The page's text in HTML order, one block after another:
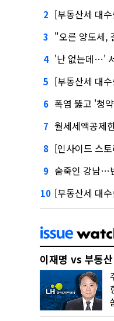
2 [부동산세 대수
3 "오른 양도세,
4 '난 없는데…' 서
5 [부동산세 대수술]
6 폭염 뚫고 '청
7 월세세액공제한도
8 [인사이드 스토리
9 숨죽인 강남…
10 [부동산세 대수술]고
이재명 vs 부동산